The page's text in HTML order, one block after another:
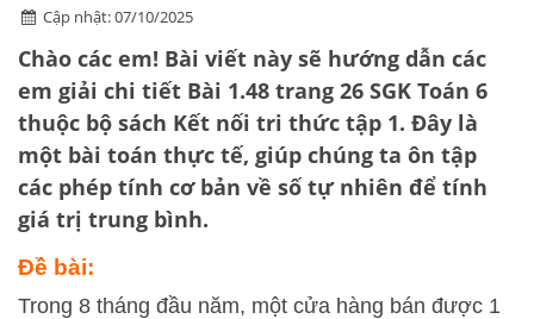
Cập nhật: 07/10/2025
Chào các em! Bài viết này sẽ hướng dẫn các
em giải chi tiết Bài 1.48 trang 26 SGK Toán 6
thuộc bộ sách Kết nối tri thức tập 1. Đây là
một bài toán thực tế, giúp chúng ta ôn tập
các phép tính cơ bản về số tự nhiên để tính
giá trị trung bình.
Đề bài:
Trong 8 tháng đầu năm, một cửa hàng bán được 1